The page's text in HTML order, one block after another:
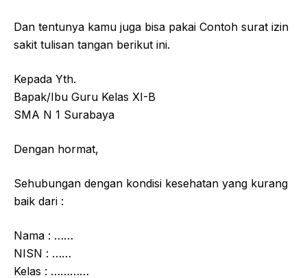
Dan tentunya kamu juga bisa pakai Contoh surat izin
sakit tulisan tangan berikut ini.
Kepada Yth.
Bapak/Ibu Guru Kelas XI-B
SMA N 1 Surabaya
Dengan hormat,
Sehubungan dengan kondisi kesehatan yang kurang
baik dari :
Nama : ……
NISN : ……
Kelas : …………